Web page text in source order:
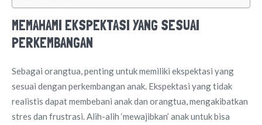
MEMAHAMI EKSPEKTASI YANG SESUAI
PERKEMBANGAN
Sebagai orangtua, penting untuk memiliki ekspektasi yang
sesuai dengan perkembangan anak. Ekspektasi yang tidak
realistis dapat membebani anak dan orangtua, mengakibatkan
stres dan frustrasi. Alih-alih ‘mewajibkan’ anak untuk bisa